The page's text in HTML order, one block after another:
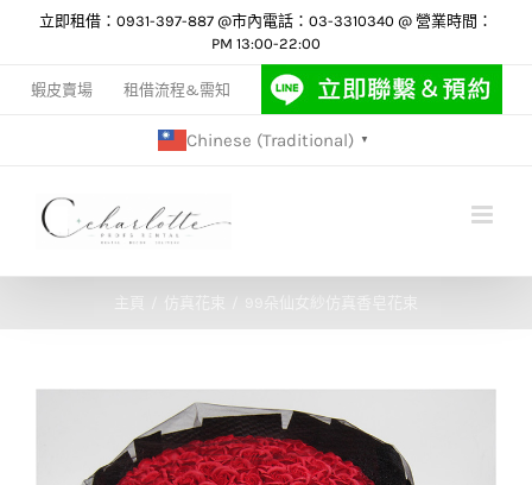
content
立即租借：0931-397-887 @市內電話：03-3310340 @ 營業時間：
PM 13:00-22:00
蝦皮賣場 租借流程&需知
Chinese (Traditional) ▼
仿真花束 99朵仙女紗仿真香皂花束